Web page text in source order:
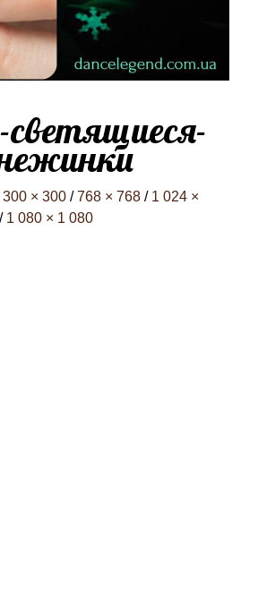
300 × 300 / 768 × 768 / 1 024 ×
/ 1 080 × 1 080